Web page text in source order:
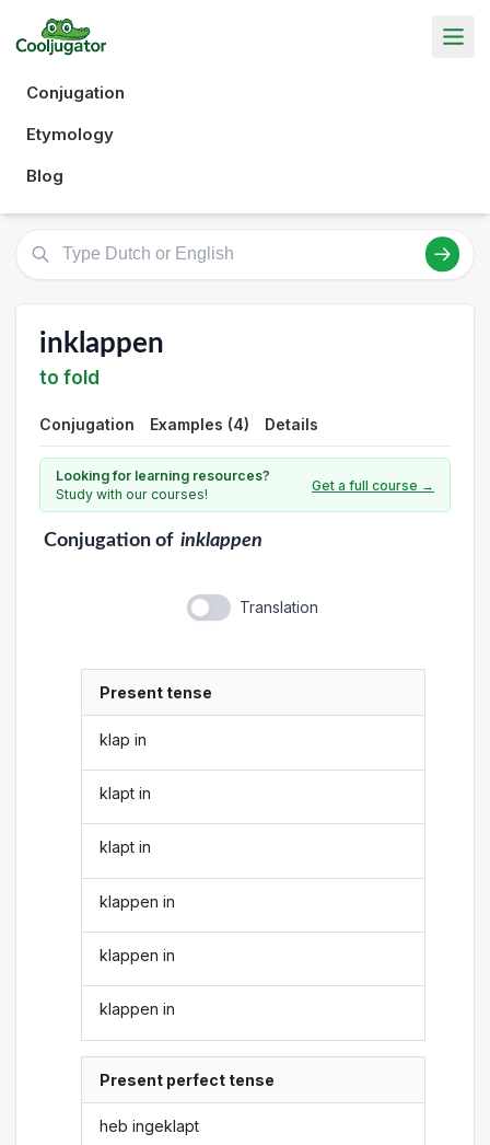
Conjugation
Etymology
Blog
inklappen
to fold
Conjugation Examples (4) Details
Looking for learning resources?
Study with our courses!
Get a full course →
Conjugationof inklappen
Translation
Present tense
klap in
klapt in
klapt in
klappen in
klappen in
klappen in
Present perfect tense
heb ingeklapt